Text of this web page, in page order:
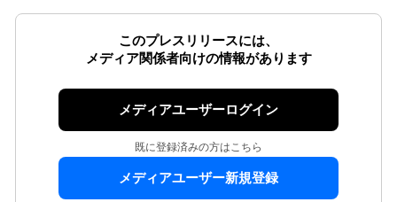
このプレスリリースには、
メディア関係者向けの情報があります
メディアユーザーログイン
既に登録済みの方はこちら
メディアユーザー新規登録